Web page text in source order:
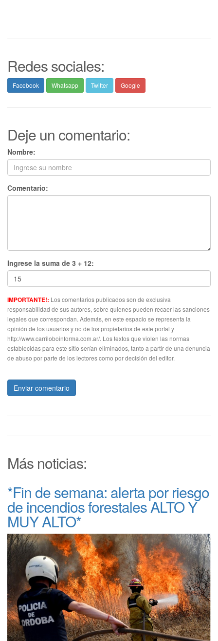
Redes sociales:
Facebook Whatsapp Twitter Google
Deje un comentario:
Nombre:
Comentario:
Ingrese la suma de 3 + 12:
IMPORTANTE!: Los comentarios publicados son de exclusiva
responsabilidad de sus autores, sobre quienes pueden recaer las sanciones
legales que correspondan. Además, en este espacio se representa la
opinión de los usuarios y no de los propietarios de este portal y
http://www.carriloboinforma.com.ar/. Los textos que violen las normas
establecidas para este sitio serían eliminados, tanto a partir de una denuncia
de abuso por parte de los lectores como por decisión del editor.
Enviar comentario
Más noticias:
*Fin de semana: alerta por riesgo
de incendios forestales ALTO Y
MUY ALTO*